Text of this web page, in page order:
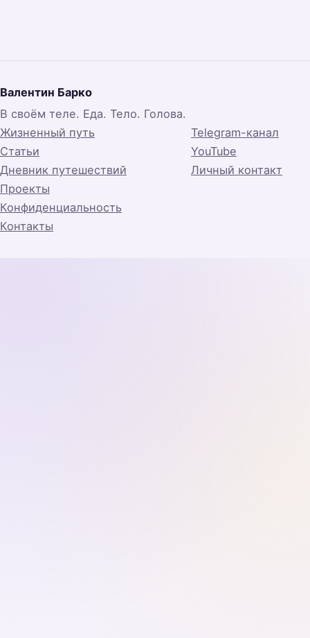
Валентин Барко
В своём теле. Еда. Тело. Голова.
Жизненный путь
Статьи
Дневник путешествий
Telegram-канал
YouTube
Личный контакт
Проекты
Конфиденциальность
Контакты